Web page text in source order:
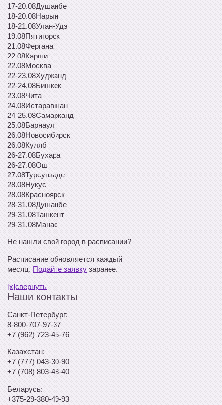
17-20.08Душанбе
18-20.08Нарын
18-21.08Улан-Удэ
19.08Пятигорск
21.08Фергана
22.08Карши
22.08Москва
22-23.08Худжанд
22-24.08Бишкек
23.08Чита
24.08Истаравшан
24-25.08Самарканд
25.08Барнаул
26.08Новосибирск
26.08Куляб
26-27.08Бухара
26-27.08Ош
27.08Турсунзаде
28.08Нукус
28.08Красноярск
28-31.08Душанбе
29-31.08Ташкент
29-31.08Манас
Не нашли свой город в расписании?
Расписание обновляется каждый
месяц. Подайте заявку заранее.
[x]свернуть
Наши контакты
Санкт-Петербург:
8-800-707-97-37
+7 (962) 723-45-76
Казахстан:
+7 (777) 043-30-90
+7 (708) 803-43-40
Беларусь:
+375-29-380-49-93